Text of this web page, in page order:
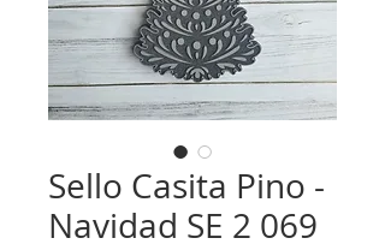
Sello Casita Pino -
Navidad SE 2 069